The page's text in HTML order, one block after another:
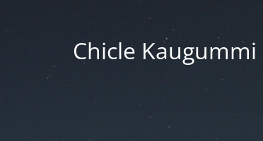
Chicle Kaugummi